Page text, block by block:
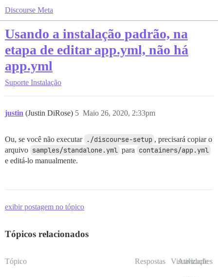
Discourse Meta
Usando a instalação padrão, na
etapa de editar app.yml, não há
app.yml
Suporte Instalação
justin (Justin DiRose) Maio 26, 2020, 2:33pm
5
Ou, se você não executar ./discourse-setup , precisará copiar o
arquivo samples/standalone.yml para containers/app.yml
e editá-lo manualmente.
exibir postagem no tópico
Tópicos relacionados
Tópico Respostas Visualizações
Atividade